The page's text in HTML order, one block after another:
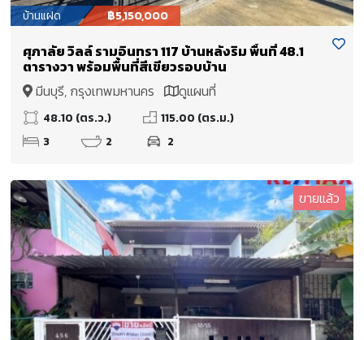
บ้านแฝด ฿5,150,000
ศุภาลัย วิลล์ รามอินทรา 117 บ้านหลังริม พื้นที่ 48.1
ตารางวา พร้อมพื้นที่สีเขียวรอบบ้าน
มีนบุรี, กรุงเทพมหานคร
ดูแผนที่
48.10 (ตร.ว.)
115.00 (ตร.ม.)
3
2 2
ขายแล้ว